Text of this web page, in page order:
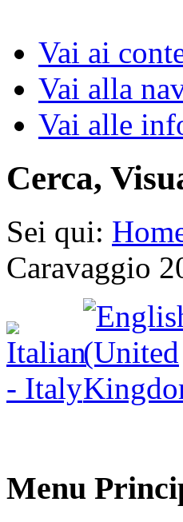
Vai ai
Vai alla
Vai alle
Cerca,
Sei qui:
Caravaggio
Menu